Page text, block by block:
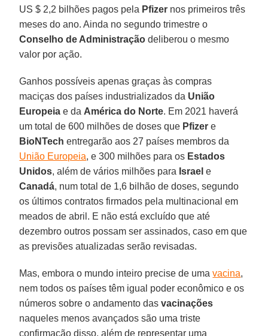
US $ 2,2 bilhões pagos pela Pfizer nos primeiros três
meses do ano. Ainda no segundo trimestre o
Conselho de Administração deliberou o mesmo
valor por ação.
Ganhos possíveis apenas graças às compras
maciças dos países industrializados da União
Europeia e da América do Norte. Em 2021 haverá
um total de 600 milhões de doses que Pfizer e
BioNTech entregarão aos 27 países membros da
União Europeia, e 300 milhões para os Estados
Unidos, além de vários milhões para Israel e
Canadá, num total de 1,6 bilhão de doses, segundo
os últimos contratos firmados pela multinacional em
meados de abril. E não está excluído que até
dezembro outros possam ser assinados, caso em que
as previsões atualizadas serão revisadas.
Mas, embora o mundo inteiro precise de umavacina,
nem todos os países têm igual poder econômico e os
números sobre o andamento dasvacinações
naqueles menos avançados são uma triste
confirmação disso, além de representar uma